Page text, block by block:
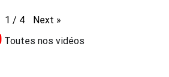
1 / 4 Next »
Toutes nos vidéos